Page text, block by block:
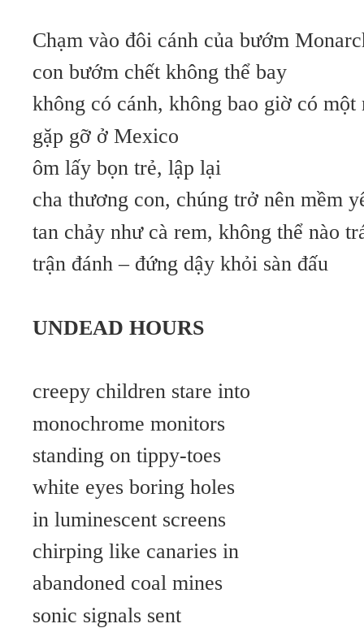
Chạm vào đôi cánh của bướm
con bướm chết không thể bay
không có cánh, không bao giờ có một
gặp gỡ ở Mexico
ôm lấy bọn trẻ, lập lại
cha thương con, chúng trở nên mềm
tan chảy như cà rem, không thể nào
trận đánh – đứng dậy khỏi sàn đấu
UNDEAD HOURS
creepy children stare into
monochrome monitors
standing on tippy-toes
white eyes boring holes
in luminescent screens
chirping like canaries in
abandoned coal mines
sonic signals sent